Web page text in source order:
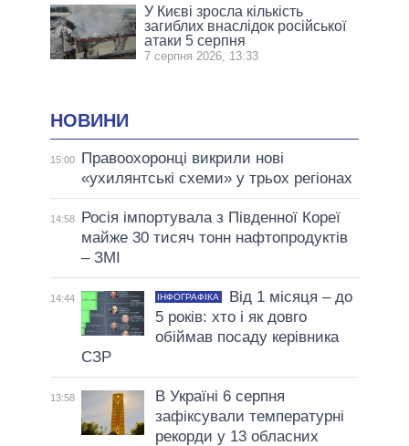
У Києві зросла кількість
загиблих внаслідок російської
атаки 5 серпня
7 серпня 2026, 13:33
НОВИНИ
15:00
Правоохоронці викрили нові
«ухилянтські схеми» у трьох регіонах
14:58
Росія імпортувала з Південної Кореї
майже 30 тисяч тонн нафтопродуктів
– ЗМІ
14:44 ІНФОГРАФІКА
Від 1 місяця – до
5 років: хто і як довго
обіймав посаду керівника
СЗР
13:58
В Україні 6 серпня
зафіксували температурні
рекорди у 13 обласних